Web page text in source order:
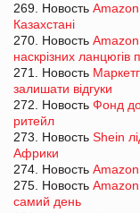
269. Новость
Казахстані
270. Новость
наскрізних ланцюгів
271. Новость
залишати відгуки
272. Новость Фонд
ритейл
273. Новость Shein
Африки
274. Новость
275. Новость Amazon
самий день